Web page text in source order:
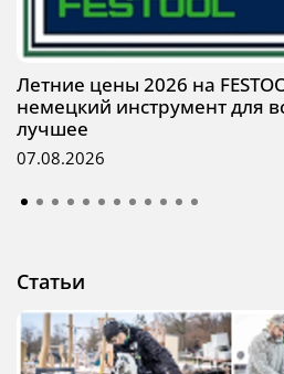
Летние цены 2026 на
немецкий инструмент для
лучшее
07.08.2026
Статьи